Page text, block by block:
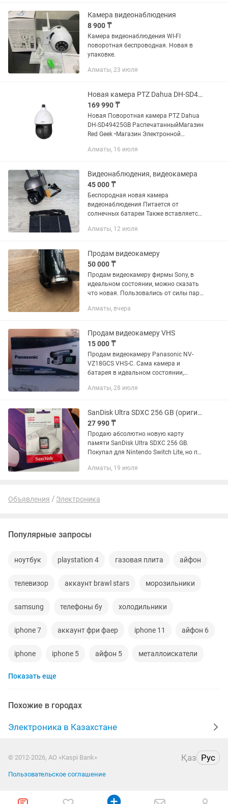
Камера видеонаблюдения
8 900 ₸
Камера видеонаблюдения WI-FI
поворотная беспроводная. Новая в
упаковке.
Алматы, 23 июля
Новая камера PTZ Dahua DH-SD49425GB Распечатанный Магазин Red Geek
169 990 ₸
Новая Поворотная камера PTZ Dahua
DH-SD49425GB РаспечатанныйМагазин
Red Geek •Магазин Электронной
проверенная техника по самым
только...
Алматы, 16 июля
Видеонаблюдения, видеокамера
45 000 ₸
Беспородная новая камера
видеонаблюдения Питается от
солнечных батареи Также вставляется
режиме Характеристики на
нужны деньги
Алматы, 12 июля
Продам видеокамеру
50 000 ₸
Продам видеокамеру фирмы Sony, в
идеальном состоянии, можно сказать
что новая. Пользовались от силы пару
Алматы, вчера
Продам видеокамеру VHS
15 000 ₸
Продам видеокамеру Panasonic NV-
VZ18GCS VHS-C. Сама камера и
батарея в идеальном состоянии,
курьером" или Яндекс не работает.
Алматы, 28 июля
SanDisk Ultra SDXC 256 GB (оригинал)
27 990 ₸
Продаю абсолютно новую карту
памяти SanDisk Ultra SDXC 256 GB.
Покупал для Nintendo Switch Lite, но по
SDXC, а для консоли нужна microSD.
Алматы, 19 июля
Объявления Электроника
Популярные запросы
ноутбук playstation 4 газовая плита айфон
телевизор аккаунт brawl stars морозильники
samsung телефоны бу холодильники
iphone 7 аккаунт фри фаер iphone 11 айфон 6
iphone iphone 5 айфон 5 металлоискатели
видеокарты
материнская плата процессор
Показать еще
Похожие в городах
Электроника в Казахстане
© 2012-2026, АО «Kaspi Bank» Қаз Рус
Пользовательское соглашение